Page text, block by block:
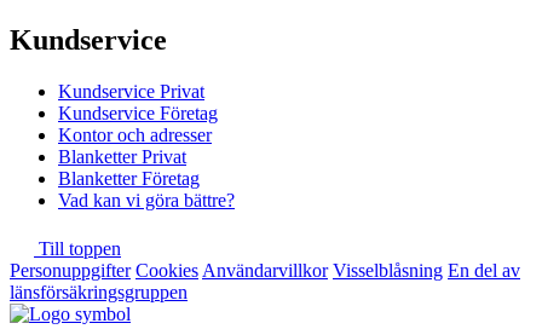
Kundservice
Kundservice Privat
Kundservice Företag
Kontor och adresser
Blanketter Privat
Blanketter Företag
Vad kan vi göra bättre?
Till toppen
Personuppgifter Cookies Användarvillkor Visselblåsning En del av
länsförsäkringsgruppen